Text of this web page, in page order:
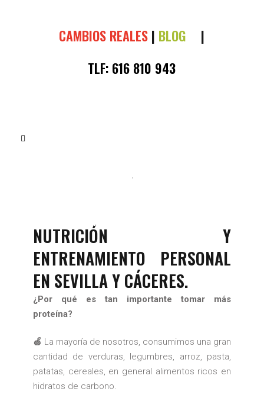
CAMBIOS REALES | BLOG
|
TLF: 616 810 943
TOMAR MÁS PROTEÍNA?
NUTRICIÓN Y
ENTRENAMIENTO PERSONAL
EN SEVILLA Y CÁCERES.
¿Por qué es tan importante tomar más
proteína?
🍏 La mayoría de nosotros, consumimos una gran
cantidad de verduras, legumbres, arroz, pasta,
patatas, cereales, en general alimentos ricos en
hidratos de carbono.